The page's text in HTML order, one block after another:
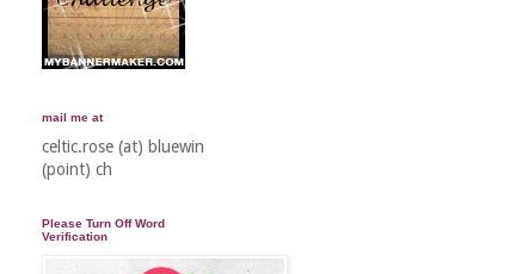
mail me at
celtic.rose (at) bluewin
(point) ch
Please Turn Off Word
Verification